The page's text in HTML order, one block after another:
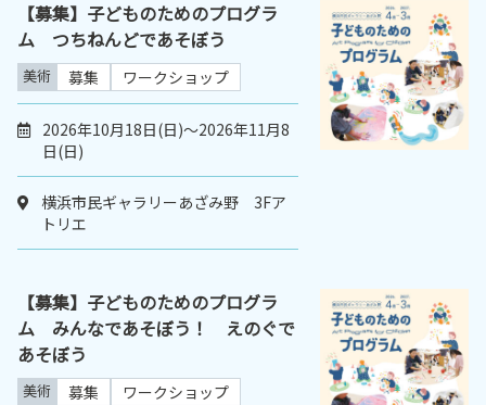
【募集】子どものためのプログラ
ム つちねんどであそぼう
美術 募集 ワークショップ
2026年10月18日(日)～2026年11月8
日(日)
横浜市民ギャラリーあざみ野 3Fア
トリエ
【募集】子どものためのプログラ
ム みんなであそぼう！ えのぐで
あそぼう
美術 募集 ワークショップ